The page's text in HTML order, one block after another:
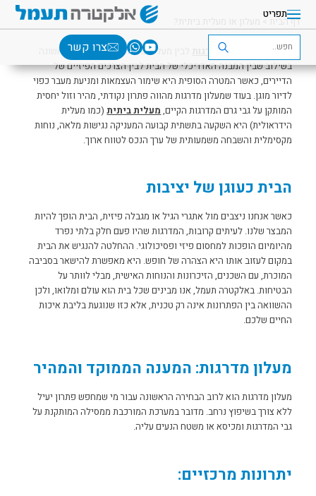
תפריט
צרו קשר
דף הבית >
הבחירה בין מעלון מדרגות
לבין מעלית ביתית תלויה בראש ובראשונה
בשילוב שבין המבנה האדריכלי של הבית לבין הצרכים הפיזיים של
הדיירים, כאשר המטרה הסופית היא שימור העצמאות ומניעת מעבר כפוי
לדיור מוגן. בעוד שמעלון מדרגות מהווה פתרון נקודתי, מהיר וזול יחסית
המותקן על גבי גרם המדרגות הקיים, מעלית ביתית(כמו מעלית
הידראולית) היא השקעה בתשתית קבועה המעניקה נגישות מלאה, נוחות
מקסימלית והשבחה משמעותית של ערך הנכס לטווח ארוך.
הבית כעוגן של יציבות
כאשר אנחנו ניצבים מול אתגרי הגיל או מגבלה פיזית, הבית הופך להיות
המבצר שלנו. לעיתים קרובות, המדרגות שהיו פעם חלק בלתי נפרד
מהיומיום הופכות למחסום פיזי ופסיכולוגי. ההחלטה להנגיש את הבית
במקום לעזוב אותו היא הצהרה של חופש. היא מאפשרת להישאר בסביבה
המוכרת, עם השכנים, הזיכרונות והנוחות האישית, מבלי לוותר על
הבטיחות. באלקטרה תעמל, אנו מבינים שכל בית הוא עולם ומלואו, ולכן
ההשוואה בין הפתרונות אינה רק טכנית, אלא כזו שנוגעת בליבת איכות
החיים שלכם.
מעלון מדרגות: המענה הממוקד והמהיר
מעלון מדרגות הוא לרוב הבחירה הראשונה עבור מי שמחפש פתרון יעיל
ללא צורך בשיפוץ נרחב. מדובר במערכת המורכבת ממסילה המותקנת על
גבי המדרגות ומכיסא או משטח הנעים עליה.
יתרונות מרכזיים: